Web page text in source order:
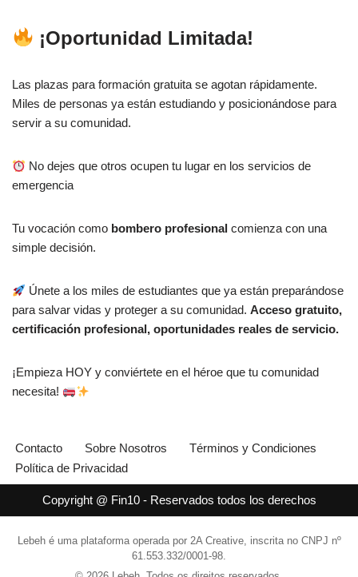
¡Oportunidad Limitada!
Las plazas para formación gratuita se agotan rápidamente.
Miles de personas ya están estudiando y posicionándose para
servir a su comunidad.
No dejes que otros ocupen tu lugar en los servicios de
emergencia
Tu vocación como bombero profesional comienza con una
simple decisión.
Únete a los miles de estudiantes que ya están preparándose
para salvar vidas y proteger a su comunidad. Acceso gratuito,
certificación profesional, oportunidades reales de servicio.
¡Empieza HOY y conviértete en el héroe que tu comunidad
necesita!
Contacto Sobre Nosotros
Términos y Condiciones
Política de Privacidad
Copyright @ Fin10 - Reservados todos los derechos
Lebeh é uma plataforma operada por 2A Creative, inscrita no CNPJ nº
61.553.332/0001-98.